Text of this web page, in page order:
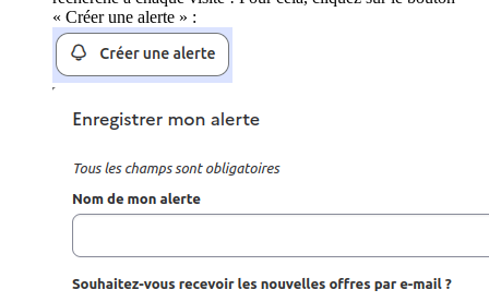
« Créer une alerte » :